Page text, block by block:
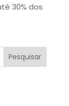
30% dos
Pesquisar